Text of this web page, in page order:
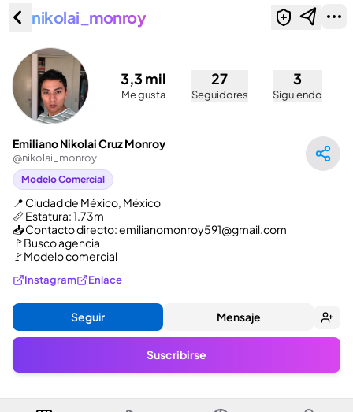
Emiliano Nikolai Cruz Monroy
nikolai_monroy
3,3 mil
Me gusta
27
Seguidores
3
Siguiendo
Emiliano Nikolai Cruz Monroy
@nikolai_monroy
Modelo Comercial
📍 Ciudad de México, México
📏 Estatura: 1.73m
📥 Contacto directo: emilianomonroy591@gmail.com
🚩Busco agencia
🚩Modelo comercial
Instagram Enlace
Seguir Mensaje
Suscribirse